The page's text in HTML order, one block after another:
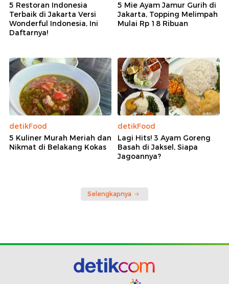
5 Restoran Indonesia
Terbaik di Jakarta Versi
Wonderful Indonesia, Ini
Daftarnya!
5 Mie Ayam Jamur Gurih di
Jakarta, Topping Melimpah
Mulai Rp 18 Ribuan
detikFood
5 Kuliner Murah Meriah dan
Nikmat di Belakang Kokas
detikFood
Lagi Hits! 3 Ayam Goreng
Basah di Jaksel, Siapa
Jagoannya?
Selengkapnya